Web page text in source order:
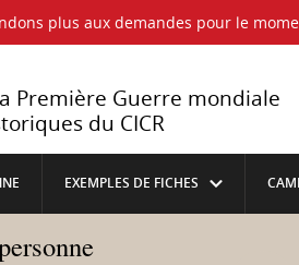
plus aux demandes pour le
Première Guerre mondiale
du CICR
EXEMPLES DE FICHES